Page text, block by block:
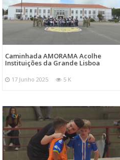
Caminhada AMORAMA Acolhe
Instituições da Grande Lisboa
17 Junho 2025 5 K